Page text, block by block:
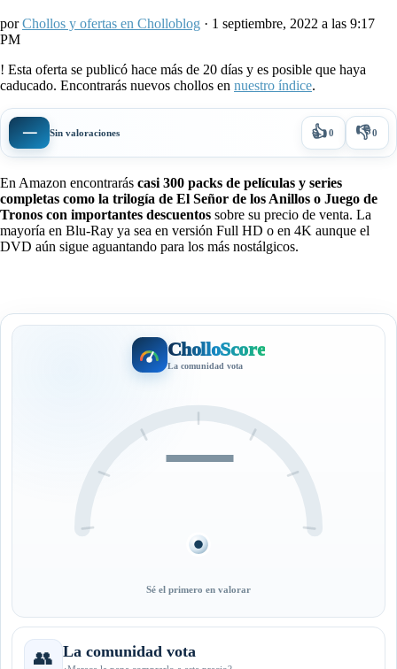
porChollos y ofertas en Cholloblog · 1 septiembre, 2022 a las 9:17
PM
! Esta oferta se publicó hace más de 20 días y es posible que haya
caducado. Encontrarás nuevos chollos en nuestro índice.
— Sin valoraciones 👍0 👎0
En Amazon encontrarás casi 300 packs de películas y series
completas como la trilogía de El Señor de los Anillos o Juego de
Tronos con importantes descuentos sobre su precio de venta. La
mayoría en Blu-Ray ya sea en versión Full HD o en 4K aunque el
DVD aún sigue aguantando para los más nostálgicos.
CholloScore
La comunidad vota
—
Sé el primero en valorar
👥 La comunidad vota